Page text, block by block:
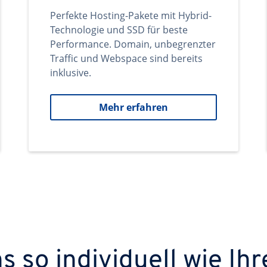
Perfekte Hosting-Pakete mit Hybrid-
Technologie und SSD für beste
Performance. Domain, unbegrenzter
Traffic und Webspace sind bereits
inklusive.
Mehr erfahren
so individuell wie